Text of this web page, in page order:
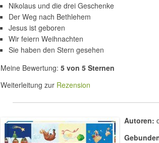
Nikolaus und die drei Geschenke
Der Weg nach Bethlehem
Jesus ist geboren
Wir feiern Weihnachten
Sie haben den Stern gesehen
Meine Bewertung: 5 von 5 Sternen
Weiterleitung zur Rezension
Autoren: